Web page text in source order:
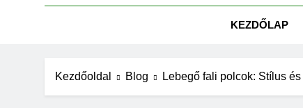
KEZDŐLAP
Kezdőoldal Blog Lebegő fali polcok: Stílus